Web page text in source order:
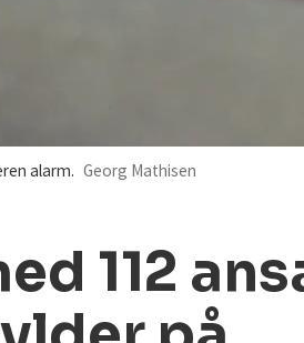
alarm. Georg Mathisen
112